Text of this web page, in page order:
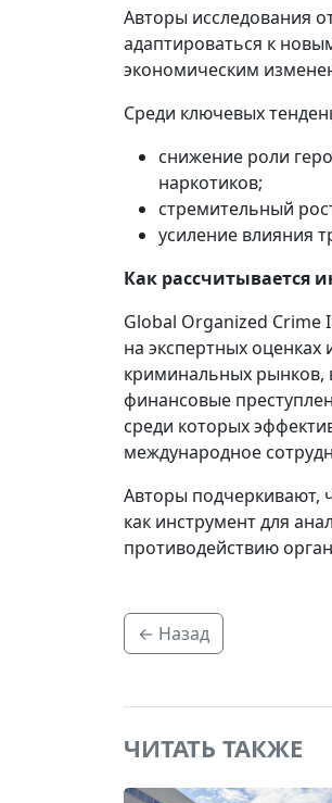
Авторы исследования
адаптироваться к
экономическим
Среди ключевых
снижение роли
наркотиков;
стремительный
усиление влияния
Как рассчитывается
Global Organized Crime
на экспертных
криминальных рынков,
финансовые
среди которых
международное
Авторы подчеркивают,
как инструмент для
противодействию
← Назад
ЧИТАТЬ ТАКЖЕ